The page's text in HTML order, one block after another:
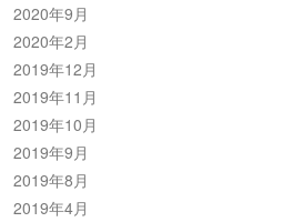
2020年9月
2020年2月
2019年12月
2019年11月
2019年10月
2019年9月
2019年8月
2019年4月